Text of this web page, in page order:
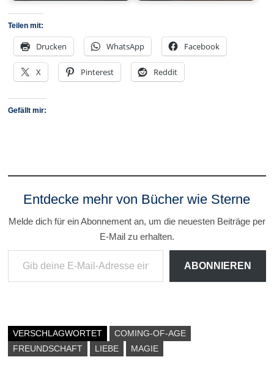
Teilen mit:
Drucken WhatsApp Facebook
X Pinterest Reddit
Gefällt mir:
Entdecke mehr von Bücher wie Sterne
Melde dich für ein Abonnement an, um die neuesten Beiträge per
E-Mail zu erhalten.
Gib deine E-Mail-Adresse ein ...
ABONNIEREN
VERSCHLAGWORTET
COMING-OF-AGE
FREUNDSCHAFT
LIEBE MAGIE